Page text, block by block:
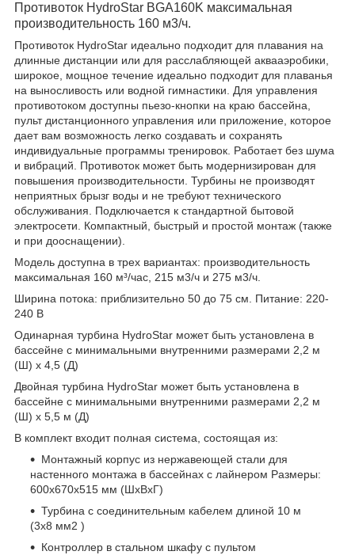
Противоток HydroStar BGA160K максимальная
производительность 160 м3/ч.
Противоток HydroStar идеально подходит для плавания на
длинные дистанции или для расслабляющей аквааэробики,
широкое, мощное течение идеально подходит для плаванья
на выносливость или водной гимнастики. Для управления
противотоком доступны пьезо-кнопки на краю бассейна,
пульт дистанционного управления или приложение, которое
дает вам возможность легко создавать и сохранять
индивидуальные программы тренировок. Работает без шума
и вибраций. Противоток может быть модернизирован для
повышения производительности. Турбины не производят
неприятных брызг воды и не требуют технического
обслуживания. Подключается к стандартной бытовой
электросети. Компактный, быстрый и простой монтаж (также
и при дооснащении).
Модель доступна в трех вариантах: производительность
максимальная 160 м³/час, 215 м3/ч и 275 м3/ч.
Ширина потока: приблизительно 50 до 75 см. Питание: 220-
240 В
Одинарная турбина HydroStar может быть установлена в
бассейне с минимальными внутренними размерами 2,2 м
(Ш) x 4,5 (Д)
Двойная турбина HydroStar может быть установлена в
бассейне с минимальными внутренними размерами 2,2 м
(Ш) x 5,5 м (Д)
В комплект входит полная система, состоящая из:
Монтажный корпус из нержавеющей стали для
настенного монтажа в бассейнах с лайнером Размеры:
600x670x515 мм (ШхВхГ)
Турбина с соединительным кабелем длиной 10 м
(3x8 мм2 )
Контроллер в стальном шкафу с пультом